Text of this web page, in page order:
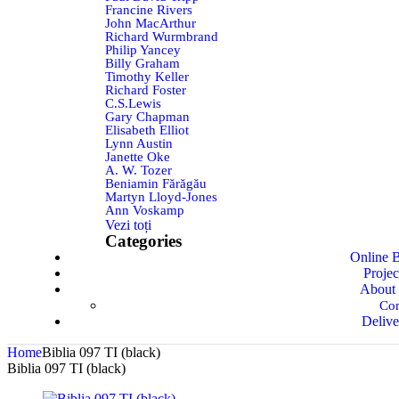
Francine Rivers
John MacArthur
Richard Wurmbrand
Philip Yancey
Billy Graham
Timothy Keller
Richard Foster
C.S.Lewis
Gary Chapman
Elisabeth Elliot
Lynn Austin
Janette Oke
A. W. Tozer
Beniamin Fărăgău
Martyn Lloyd-Jones
Ann Voskamp
Vezi toți
Categories
Online
About
HomeBiblia 097 TI (black)
Biblia 097 TI (black)